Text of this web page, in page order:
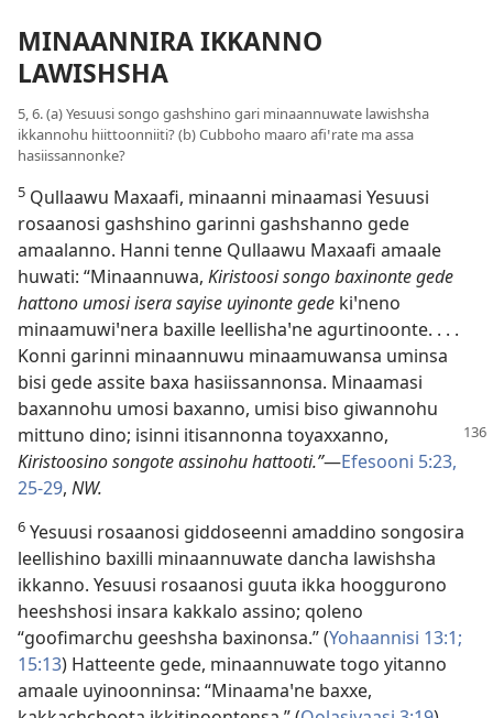
MINAANNIRA IKKANNO
LAWISHSHA
5, 6. (a) Yesuusi songo gashshino gari minaannuwate lawishsha
ikkannohu hiittoonniiti? (b) Cubboho maaro afiꞌrate ma assa
hasiissannonke?
5 Qullaawu Maxaafi, minaanni minaamasi Yesuusi
rosaanosi gashshino garinni gashshanno gede
amaalanno. Hanni tenne Qullaawu Maxaafi amaale
huwati: “Minaannuwa, Kiristoosi songo baxinonte gede
hattono umosi isera sayise uyinonte gede kiꞌneno
minaamuwiꞌnera baxille leellishaꞌne agurtinoonte. . . .
Konni garinni minaannuwu minaamuwansa uminsa
bisi gede assite baxa hasiissannonsa. Minaamasi
baxannohu umosi baxanno, umisi biso giwannohu
mittuno dino; isinni itisannonna toyaxxanno,
Kiristoosino songote assinohu hattooti.”—Efesooni 5:23,
25-29, NW.
6 Yesuusi rosaanosi giddoseenni amaddino songosira
leellishino baxilli minaannuwate dancha lawishsha
ikkanno. Yesuusi rosaanosi guuta ikka hooggurono
heeshshosi insara kakkalo assino; qoleno
“goofimarchu geeshsha baxinonsa.” (Yohaannisi 13:1;
15:13) Hatteente gede, minaannuwate togo yitanno
amaale uyinoonninsa: “Minaamaꞌne baxxe,